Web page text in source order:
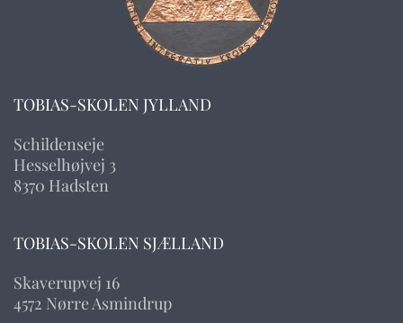
TOBIAS-SKOLEN JYLLAND
Schildenseje
Hesselhøjvej 3
8370 Hadsten
TOBIAS-SKOLEN SJÆLLAND
Skaverupvej 16
4572 Nørre Asmindrup